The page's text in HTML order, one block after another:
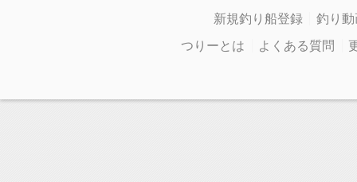
新規釣り船登録
釣り動
つりーとは
よくある質問